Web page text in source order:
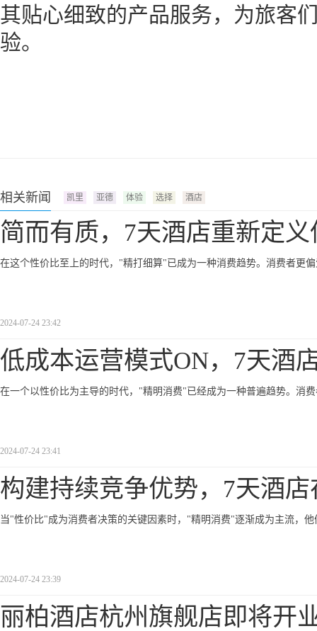
其贴心细致的产品服务，为旅客
验。
相关新闻 凯里 亚德 体验 选择 酒店
简而有质，7天酒店重新定义
在这个性价比至上的时代，"精打细算"已成为一种消费趋势。消费者更
2024-07-24 23:42
低成本运营模式ON，7天酒
在一个以性价比为主导的时代，"精明消费"已经成为一种普遍趋势。消
2024-07-24 23:41
构建持续竞争优势，7天酒店
当"性价比"成为消费者决策的关键因素时，"精明消费"逐渐成为主流，
2024-07-24 23:39
丽柏酒店杭州旗舰店即将开